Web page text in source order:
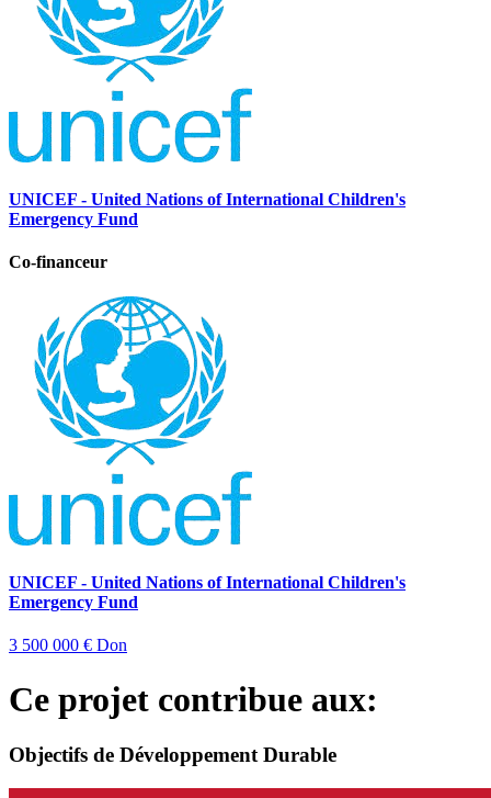
UNICEF - United Nations of International Children's
Emergency Fund
Co-financeur
UNICEF - United Nations of International Children's
Emergency Fund
3 500 000 € Don
Ce projet contribue aux:
Objectifs de Développement Durable